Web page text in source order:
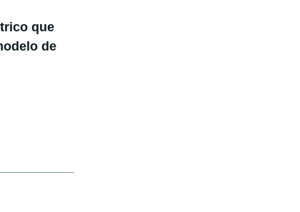
que
de